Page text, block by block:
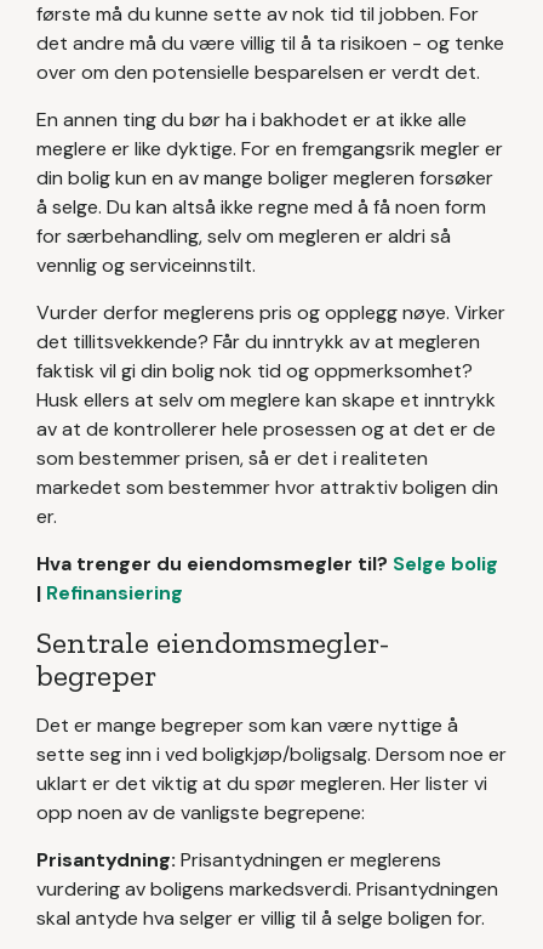
første må du kunne sette av nok tid til jobben. For
det andre må du være villig til å ta risikoen - og tenke
over om den potensielle besparelsen er verdt det.
En annen ting du bør ha i bakhodet er at ikke alle
meglere er like dyktige. For en fremgangsrik megler er
din bolig kun en av mange boliger megleren forsøker
å selge. Du kan altså ikke regne med å få noen form
for særbehandling, selv om megleren er aldri så
vennlig og serviceinnstilt.
Vurder derfor meglerens pris og opplegg nøye. Virker
det tillitsvekkende? Får du inntrykk av at megleren
faktisk vil gi din bolig nok tid og oppmerksomhet?
Husk ellers at selv om meglere kan skape et inntrykk
av at de kontrollerer hele prosessen og at det er de
som bestemmer prisen, så er det i realiteten
markedet som bestemmer hvor attraktiv boligen din
er.
Hva trenger du eiendomsmegler til? Selge bolig
| Refinansiering
Sentrale eiendomsmegler-
begreper
Det er mange begreper som kan være nyttige å
sette seg inn i ved boligkjøp/boligsalg. Dersom noe er
uklart er det viktig at du spør megleren. Her lister vi
opp noen av de vanligste begrepene:
Prisantydning: Prisantydningen er meglerens
vurdering av boligens markedsverdi. Prisantydningen
skal antyde hva selger er villig til å selge boligen for.